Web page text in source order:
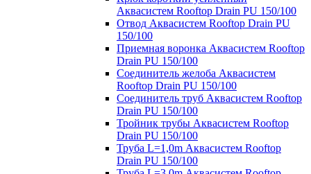
Аквасистем Rooftop Drain PU 150/100
Отвод Аквасистем Rooftop Drain PU
150/100
Приемная воронка Аквасистем Rooftop
Drain PU 150/100
Соединитель желоба Аквасистем
Rooftop Drain PU 150/100
Соединитель труб Аквасистем Rooftop
Drain PU 150/100
Тройник трубы Аквасистем Rooftop
Drain PU 150/100
Труба L=1,0m Аквасистем Rooftop
Drain PU 150/100